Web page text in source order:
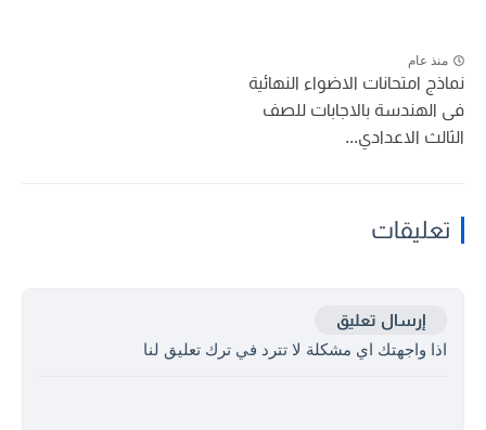
منذ عام
نماذج امتحانات الاضواء النهائية
فى الهندسة بالاجابات للصف
الثالث الاعدادي...
تعليقات
إرسال تعليق
اذا واجهتك اي مشكلة لا تترد في ترك تعليق لنا